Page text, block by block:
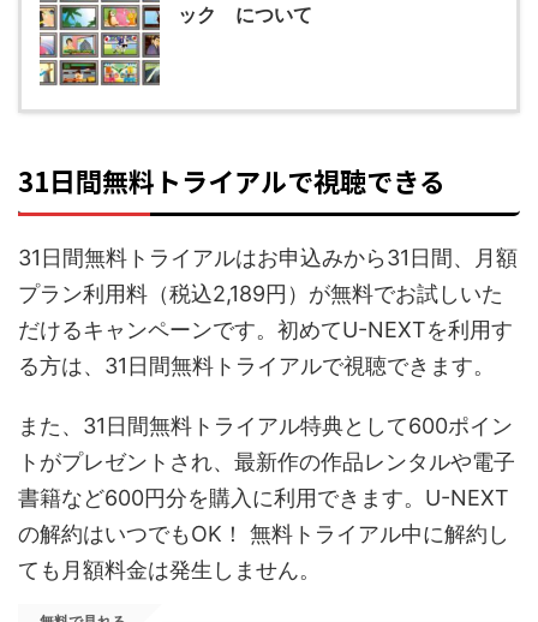
ック について
31日間無料トライアルで視聴できる
31日間無料トライアルはお申込みから31日間、月額
プラン利用料（税込2,189円）が無料でお試しいた
だけるキャンペーンです。初めてU-NEXTを利用す
る方は、31日間無料トライアルで視聴できます。
また、31日間無料トライアル特典として600ポイン
トがプレゼントされ、最新作の作品レンタルや電子
書籍など600円分を購入に利用できます。U-NEXT
の解約はいつでもOK！ 無料トライアル中に解約し
ても月額料金は発生しません。